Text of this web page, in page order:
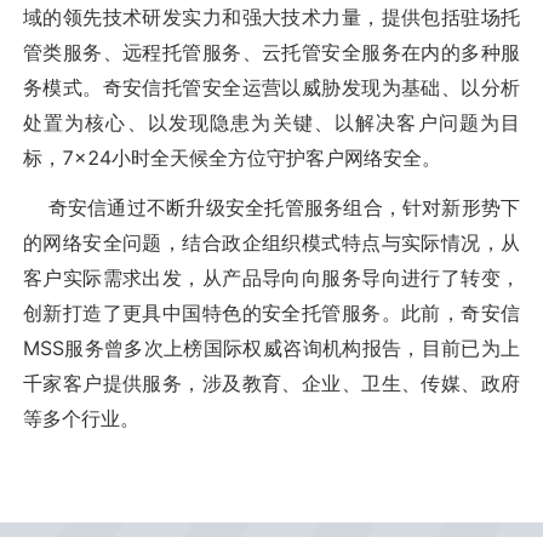
域的领先技术研发实力和强大技术力量，提供包括驻场托
管类服务、远程托管服务、云托管安全服务在内的多种服
务模式。奇安信托管安全运营以威胁发现为基础、以分析
处置为核心、以发现隐患为关键、以解决客户问题为目
标，7×24小时全天候全方位守护客户网络安全。
奇安信通过不断升级安全托管服务组合，针对新形势下
的网络安全问题，结合政企组织模式特点与实际情况，从
客户实际需求出发，从产品导向向服务导向进行了转变，
创新打造了更具中国特色的安全托管服务。此前，奇安信
MSS服务曾多次上榜国际权威咨询机构报告，目前已为上
千家客户提供服务，涉及教育、企业、卫生、传媒、政府
等多个行业。